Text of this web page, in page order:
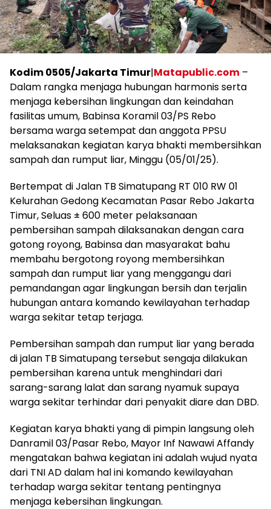
Kodim 0505/Jakarta Timur|Matapublic.com –
Dalam rangka menjaga hubungan harmonis serta
menjaga kebersihan lingkungan dan keindahan
fasilitas umum, Babinsa Koramil 03/PS Rebo
bersama warga setempat dan anggota PPSU
melaksanakan kegiatan karya bhakti membersihkan
sampah dan rumput liar, Minggu (05/01/25).
Bertempat di Jalan TB Simatupang RT 010 RW 01
Kelurahan Gedong Kecamatan Pasar Rebo Jakarta
Timur, Seluas ± 600 meter pelaksanaan
pembersihan sampah dilaksanakan dengan cara
gotong royong, Babinsa dan masyarakat bahu
membahu bergotong royong membersihkan
sampah dan rumput liar yang menggangu dari
pemandangan agar lingkungan bersih dan terjalin
hubungan antara komando kewilayahan terhadap
warga sekitar tetap terjaga.
Pembersihan sampah dan rumput liar yang berada
di jalan TB Simatupang tersebut sengaja dilakukan
pembersihan karena untuk menghindari dari
sarang-sarang lalat dan sarang nyamuk supaya
warga sekitar terhindar dari penyakit diare dan DBD.
Kegiatan karya bhakti yang di pimpin langsung oleh
Danramil 03/Pasar Rebo, Mayor Inf Nawawi Affandy
mengatakan bahwa kegiatan ini adalah wujud nyata
dari TNI AD dalam hal ini komando kewilayahan
terhadap warga sekitar tentang pentingnya
menjaga kebersihan lingkungan.